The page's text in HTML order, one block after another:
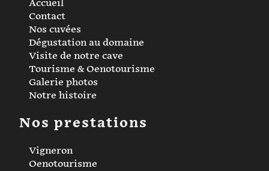
Accueil
Contact
Nos cuvées
Dégustation au domaine
Visite de notre cave
Tourisme & Oenotourisme
Galerie photos
Notre histoire
Nos prestations
Vigneron
Oenotourisme